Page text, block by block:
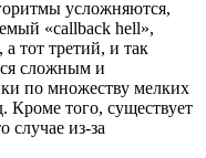
усложняются,
«callback hell»,
тот третий, и так
сложным и
по множеству мелких
того, существует
случае из‑за